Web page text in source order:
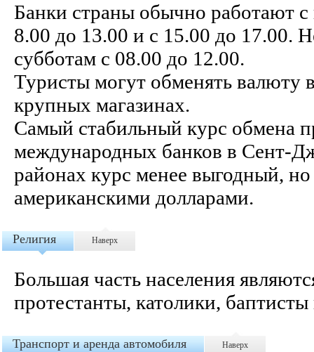
Банки страны обычно работают
8.00 до 13.00 и с 15.00 до 17.00.
субботам с 08.00 до 12.00.
Туристы могут обменять валюту
крупных магазинах.
Самый стабильный курс обмена
международных банков в Cент-
районах курс менее выгодный,
американскими долларами.
Религия Наверх
Большая часть населения
протестанты, католики,
Транспорт и аренда автомобиля Наверх